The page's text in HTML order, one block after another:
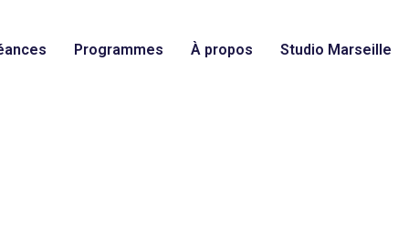
Programmes À propos Studio Marseille